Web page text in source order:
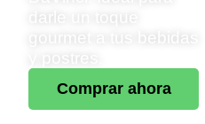
Comprar ahora